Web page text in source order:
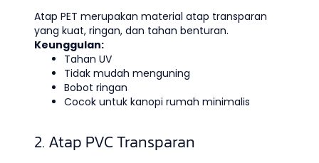
Atap PET merupakan material atap transparan
yang kuat, ringan, dan tahan benturan.
Keunggulan:
Tahan UV
Tidak mudah menguning
Bobot ringan
Cocok untuk kanopi rumah minimalis
2. Atap PVC Transparan